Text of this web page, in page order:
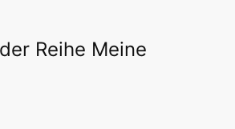
Reihe Meine